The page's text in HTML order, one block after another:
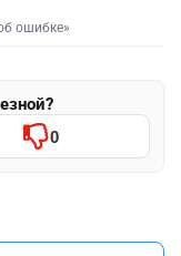
ошибке»
0